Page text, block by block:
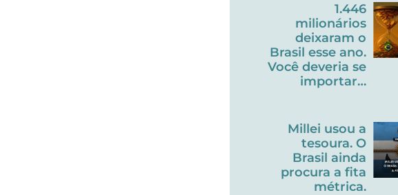
1.446
milionários
deixaram o
Brasil esse ano.
Você deveria se
importar…
Millei usou a
tesoura. O
Brasil ainda
procura a fita
métrica.